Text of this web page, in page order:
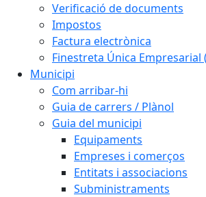
Verificació de documents
Impostos
Factura electrònica
Finestreta Única Empresarial
Municipi
Com arribar-hi
Guia de carrers / Plànol
Guia del municipi
Equipaments
Empreses i comerços
Entitats i associacions
Subministraments